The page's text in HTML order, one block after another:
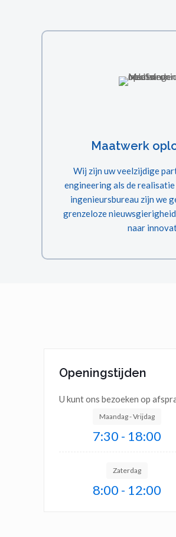
Maatwerk
Wij zijn uw veelzijdige
engineering als de
ingenieursbureau zijn we
grenzeloze
naar
Openingstijden
U kunt ons bezoeken op
Maandag - Vrijdag
7:30 - 18:00
Zaterdag
8:00 - 12:00